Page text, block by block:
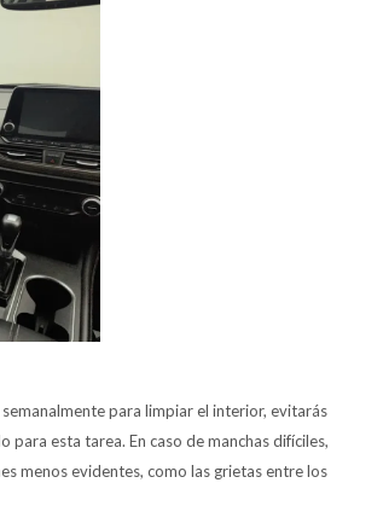
para limpiar el interior, evitarás
para esta tarea. En caso de manchas difíciles,
menos evidentes, como las grietas entre los